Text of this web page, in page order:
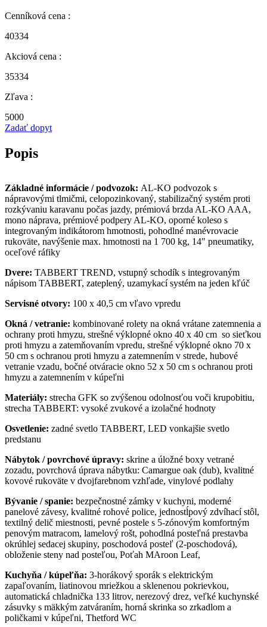
Cenníková cena :
40334
Akciová cena :
35334
Zľava :
5000
Zadať dopyt
Popis
Základné informácie / podvozok: AL-KO podvozok s
nápravovými tlmičmi, celopozinkovaný, stabilizačný systém proti
rozkývaniu karavanu počas jazdy, prémiová brzda AL-KO AAA,
mono náprava, prémiové podpery AL-KO, oporné koleso s
integrovaným indikátorom hmotnosti, pohodlné manévrovacie
rukoväte, navýšenie max. hmotnosti na 1 700 kg, 14″ pneumatiky,
oceľové ráfiky
Dvere: TABBERT TREND, vstupný schodík s integrovaným
nápisom TABBERT, zateplený, uzamykací systém na jeden kľúč
Servisné otvory: 100 x 40,5 cm vľavo vpredu
Okná / vetranie: kombinované rolety na okná vrátane zatemnenia a
ochrany proti hmyzu, strešné výklopné okno 40 x 40 cm so sieťkou
proti hmyzu a zatemňovaním vpredu, strešné výklopné okno 70 x
50 cm s ochranou proti hmyzu a zatemnením v strede, hubové
vetranie vzadu, bočné otváracie okno 52 x 50 cm s ochranou proti
hmyzu a zatemnením v kúpeľni
Materiály: strecha GFK so zvýšenou odolnosťou voči krupobitiu,
strecha TABBERT: vysoké zvukové a izolačné hodnoty
Osvetlenie: zadné svetlo TABBERT, LED vonkajšie svetlo
predstanu
Nábytok / povrchové úpravy: skrine a úložné boxy vetrané
zozadu, povrchová úprava nábytku: Camargue oak (dub), kvalitné
kovové rukoväte v dvojfarebnom vzhľade, vinylové podlahy
Bývanie / spanie: bezpečnostné zámky v kuchyni, moderné
panelové závesy, kvalitné rohové police, jednostĺpový zdvíhací stôl,
textilný delič miestnosti, pevné postele s 5-zónovým komfortným
penovým matracom, lamelový rošt, pohodlná posteľná prestavba
okrúhlej sedacej skupiny, poschodová posteľ (2-poschodová),
obloženie steny nad posteľou, Poťah MAroon Leaf,
Kuchyňa / kúpeľňa: 3-horákový sporák s elektrickým
zapaľovaním, liatinovou mriežkou a sklenenou pokrievkou,
automatická chladnička 133 litrov, nerezový drez, veľké kuchynské
zásuvky s mäkkým zatváraním, horná skrinka so zrkadlom a
poličkami v kúpeľni, Thetford WC